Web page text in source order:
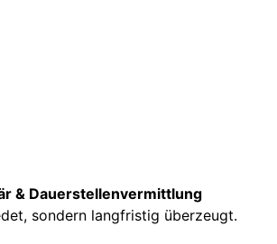
& Dauerstellenvermittlung
sondern langfristig überzeugt.